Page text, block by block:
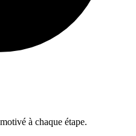
à chaque étape.